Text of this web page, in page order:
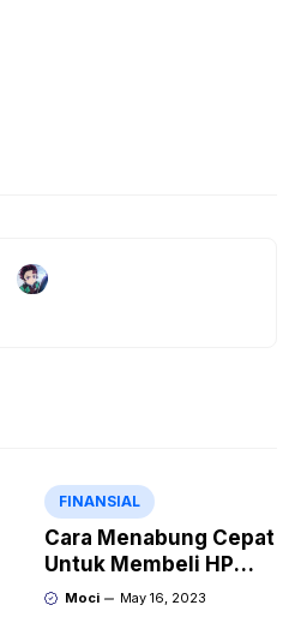
FINANSIAL
Cara Menabung Cepat
Untuk Membeli HP
Bagi Pelajar
Moci May 16, 2023